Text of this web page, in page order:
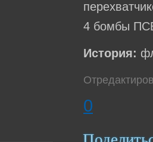
4 бомбы
История:
0